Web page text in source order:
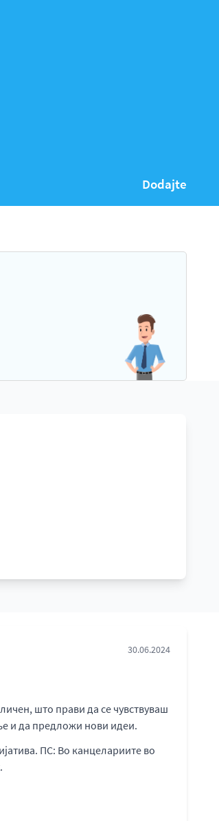
Dodajte
30.06.2024
што прави да се чувствуваш
и да предложи нови идеи.
ПС: Во канцелариите во